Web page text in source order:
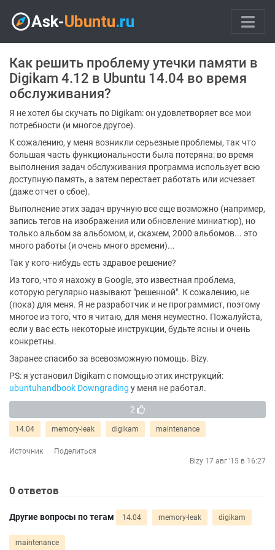
Как решить проблему утечки памяти в
Digikam 4.12 в Ubuntu 14.04 во время
обслуживания?
Я не хотел бы скучать по Digikam: он удовлетворяет все мои
потребности (и многое другое).
К сожалению, у меня возникли серьезные проблемы, так что
большая часть функциональности была потеряна: во время
выполнения задач обслуживания программа использует всю
доступную память, а затем перестает работать или исчезает
(даже отчет о сбое).
Выполнение этих задач вручную все еще возможно (например,
запись тегов на изображения или обновление миниатюр), но
только альбом за альбомом, и, скажем, 2000 альбомов... это
много работы (и очень много времени)...
Так у кого-нибудь есть здравое решение?
Из того, что я нахожу в Google, это известная проблема,
которую регулярно называют "решенной". К сожалению, не
(пока) для меня. Я не разработчик и не программист, поэтому
многое из того, что я читаю, для меня неуместно. Пожалуйста,
если у вас есть некоторые инструкции, будьте ясны и очень
конкретны.
Заранее спасибо за всевозможную помощь. Bizy.
PS: я установил Digikam с помощью этих инструкций:
ubuntuhandbook Downgrading у меня не работал.
2
14.04 memory-leak digikam maintenance
Источник
Поделиться
Bizy 17 авг '15 в 16:27
0 ответов
Другие вопросы по тегам 14.04 memory-leak digikam
maintenance